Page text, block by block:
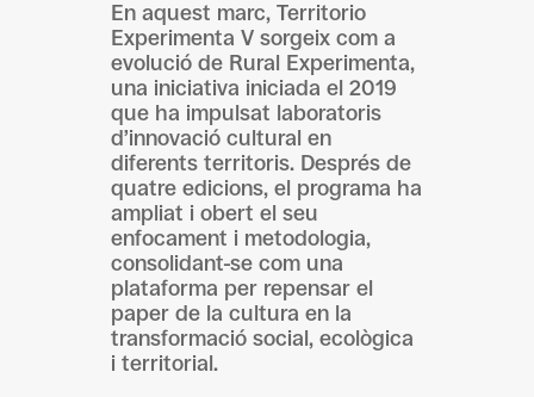
En aquest marc, Territorio
Experimenta V sorgeix com a
evolució de Rural Experimenta,
una iniciativa iniciada el 2019
que ha impulsat laboratoris
d’innovació cultural en
diferents territoris. Després de
quatre edicions, el programa ha
ampliat i obert el seu
enfocament i metodologia,
consolidant-se com una
plataforma per repensar el
paper de la cultura en la
transformació social, ecològica
i territorial.